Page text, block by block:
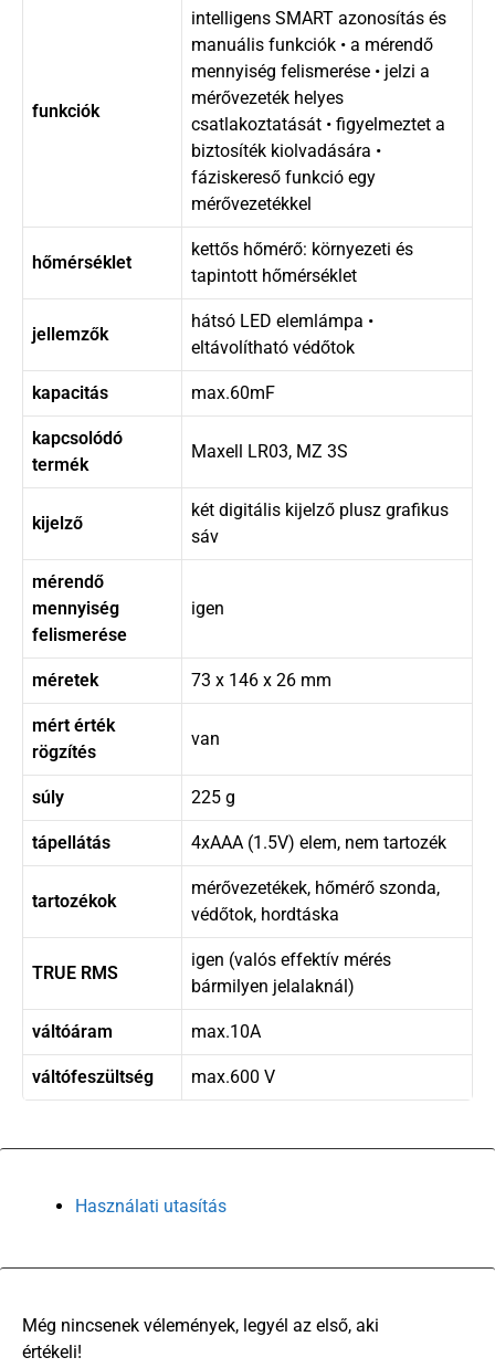
funkciók
intelligens SMART azonosítás és
manuális funkciók • a mérendő
mennyiség felismerése • jelzi a
mérővezeték helyes
csatlakoztatását • figyelmeztet a
biztosíték kiolvadására •
fáziskereső funkció egy
mérővezetékkel
hőmérséklet
kettős hőmérő: környezeti és
tapintott hőmérséklet
jellemzők
hátsó LED elemlámpa •
eltávolítható védőtok
kapacitás max.60mF
kapcsolódó
termék
Maxell LR03, MZ 3S
kijelző
két digitális kijelző plusz grafikus
sáv
mérendő
mennyiség
felismerése
igen
méretek 73 x 146 x 26 mm
mért érték
rögzítés
van
súly 225 g
tápellátás 4xAAA (1.5V) elem, nem tartozék
tartozékok
mérővezetékek, hőmérő szonda,
védőtok, hordtáska
TRUE RMS
igen (valós effektív mérés
bármilyen jelalaknál)
váltóáram max.10A
váltófeszültség max.600 V
Használati utasítás